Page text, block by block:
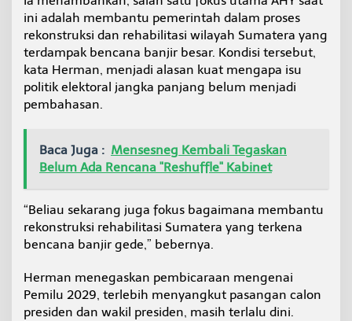
ini adalah membantu pemerintah dalam proses
rekonstruksi dan rehabilitasi wilayah Sumatera yang
terdampak bencana banjir besar. Kondisi tersebut,
kata Herman, menjadi alasan kuat mengapa isu
politik elektoral jangka panjang belum menjadi
pembahasan.
Baca Juga : Mensesneg Kembali Tegaskan
Belum Ada Rencana "Reshuffle" Kabinet
“Beliau sekarang juga fokus bagaimana membantu
rekonstruksi rehabilitasi Sumatera yang terkena
bencana banjir gede,” bebernya.
Herman menegaskan pembicaraan mengenai
Pemilu 2029, terlebih menyangkut pasangan calon
presiden dan wakil presiden, masih terlalu dini.